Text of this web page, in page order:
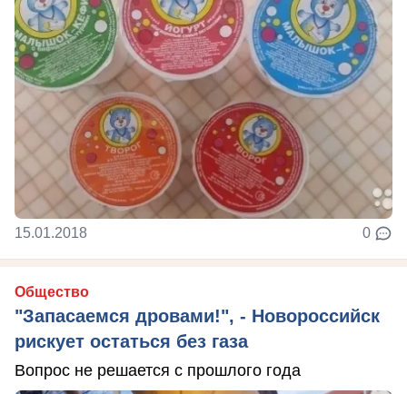
15.01.2018 0
Общество
"Запасаемся дровами!", - Новороссийск
рискует остаться без газа
Вопрос не решается с прошлого года